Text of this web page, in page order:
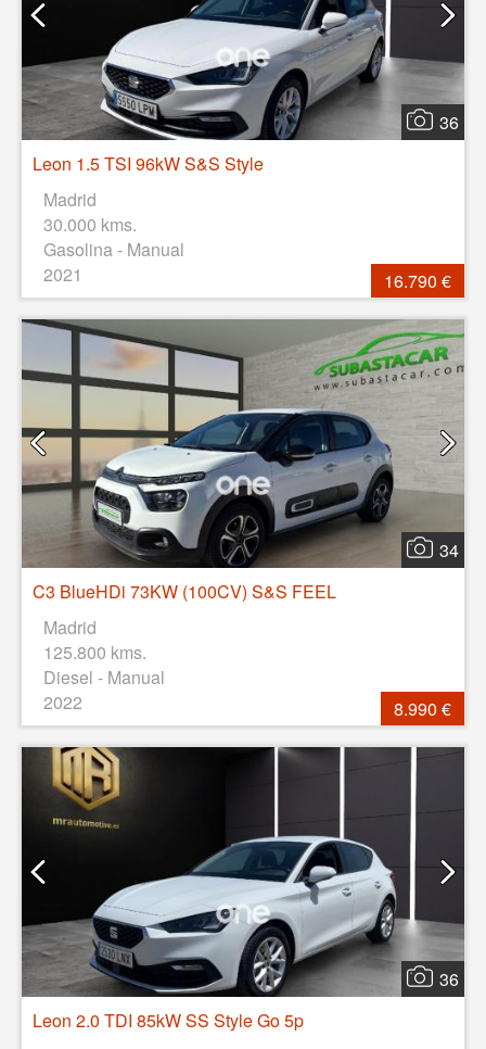
36
Leon 1.5 TSI 96kW S&S Style
Madrid
30.000 kms.
Gasolina - Manual
2021
16.790 €
34
C3 BlueHDi 73KW (100CV) S&S FEEL
Madrid
125.800 kms.
Diesel - Manual
2022
8.990 €
36
Leon 2.0 TDI 85kW SS Style Go 5p